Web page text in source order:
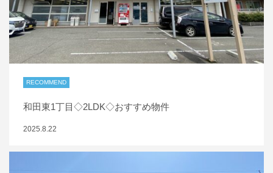
RECOMMEND
和田東1丁目◇2LDK◇おすすめ物件
2025.8.22